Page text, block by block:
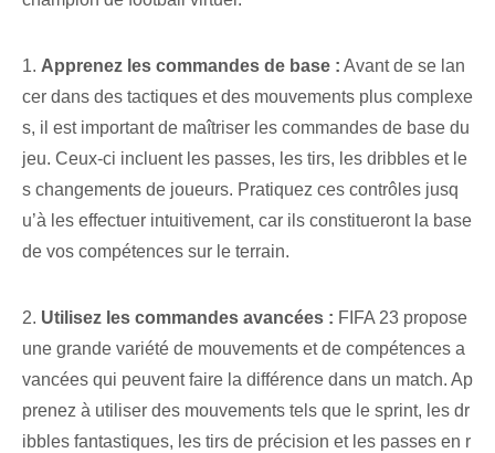
1. Apprenez les commandes de base : Avant de se lan
cer dans des tactiques et des mouvements plus complexe
s, il est important de maîtriser les commandes de base du
jeu. Ceux-ci incluent les passes, les tirs, les dribbles et le
s changements de joueurs. Pratiquez ces​ contrôles⁢ jusq
u’à les ⁣effectuer‍ intuitivement, car ils constitueront la base
de vos compétences ⁤sur le terrain.
2. Utilisez les ⁤commandes avancées : FIFA 23 propose
une grande variété de mouvements et de compétences a
vancées qui peuvent faire la différence dans un match. ‌Ap
prenez‌ à utiliser ⁣des mouvements tels que le ⁢sprint, les dr
ibbles fantastiques, les tirs de précision⁤ et les passes en r